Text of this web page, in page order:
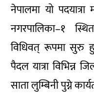
नेपालमा यो
नगरपालिका–१
विधिवत् रूपमा सुरु
पैदल यात्रा विभिन्न
साता लुम्बिनी पुग्ने